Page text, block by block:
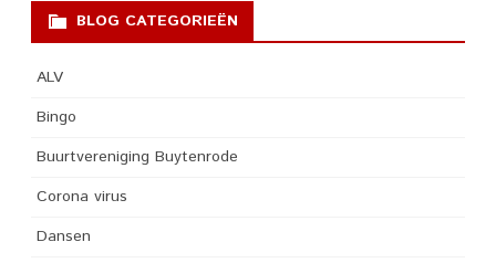
BLOG CATEGORIEËN
ALV
Bingo
Buurtvereniging Buytenrode
Corona virus
Dansen